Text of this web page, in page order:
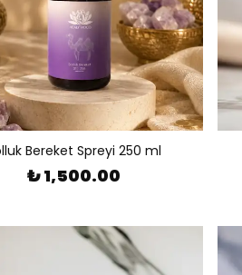
Bereket Spreyi 250 ml
₺ 1,500.00